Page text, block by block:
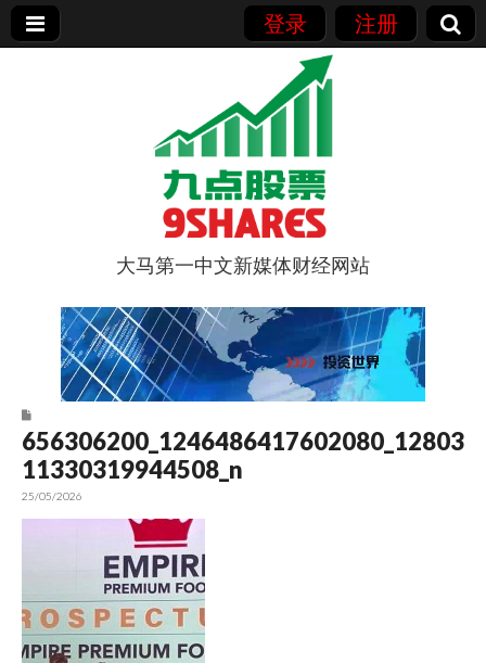
登录 注册
9点股票
大马第一中文新媒体财经网站
656306200_1246486417602080_12803
11330319944508_n
25/05/2026